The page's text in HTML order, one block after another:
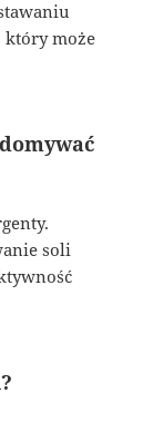
który może
soli